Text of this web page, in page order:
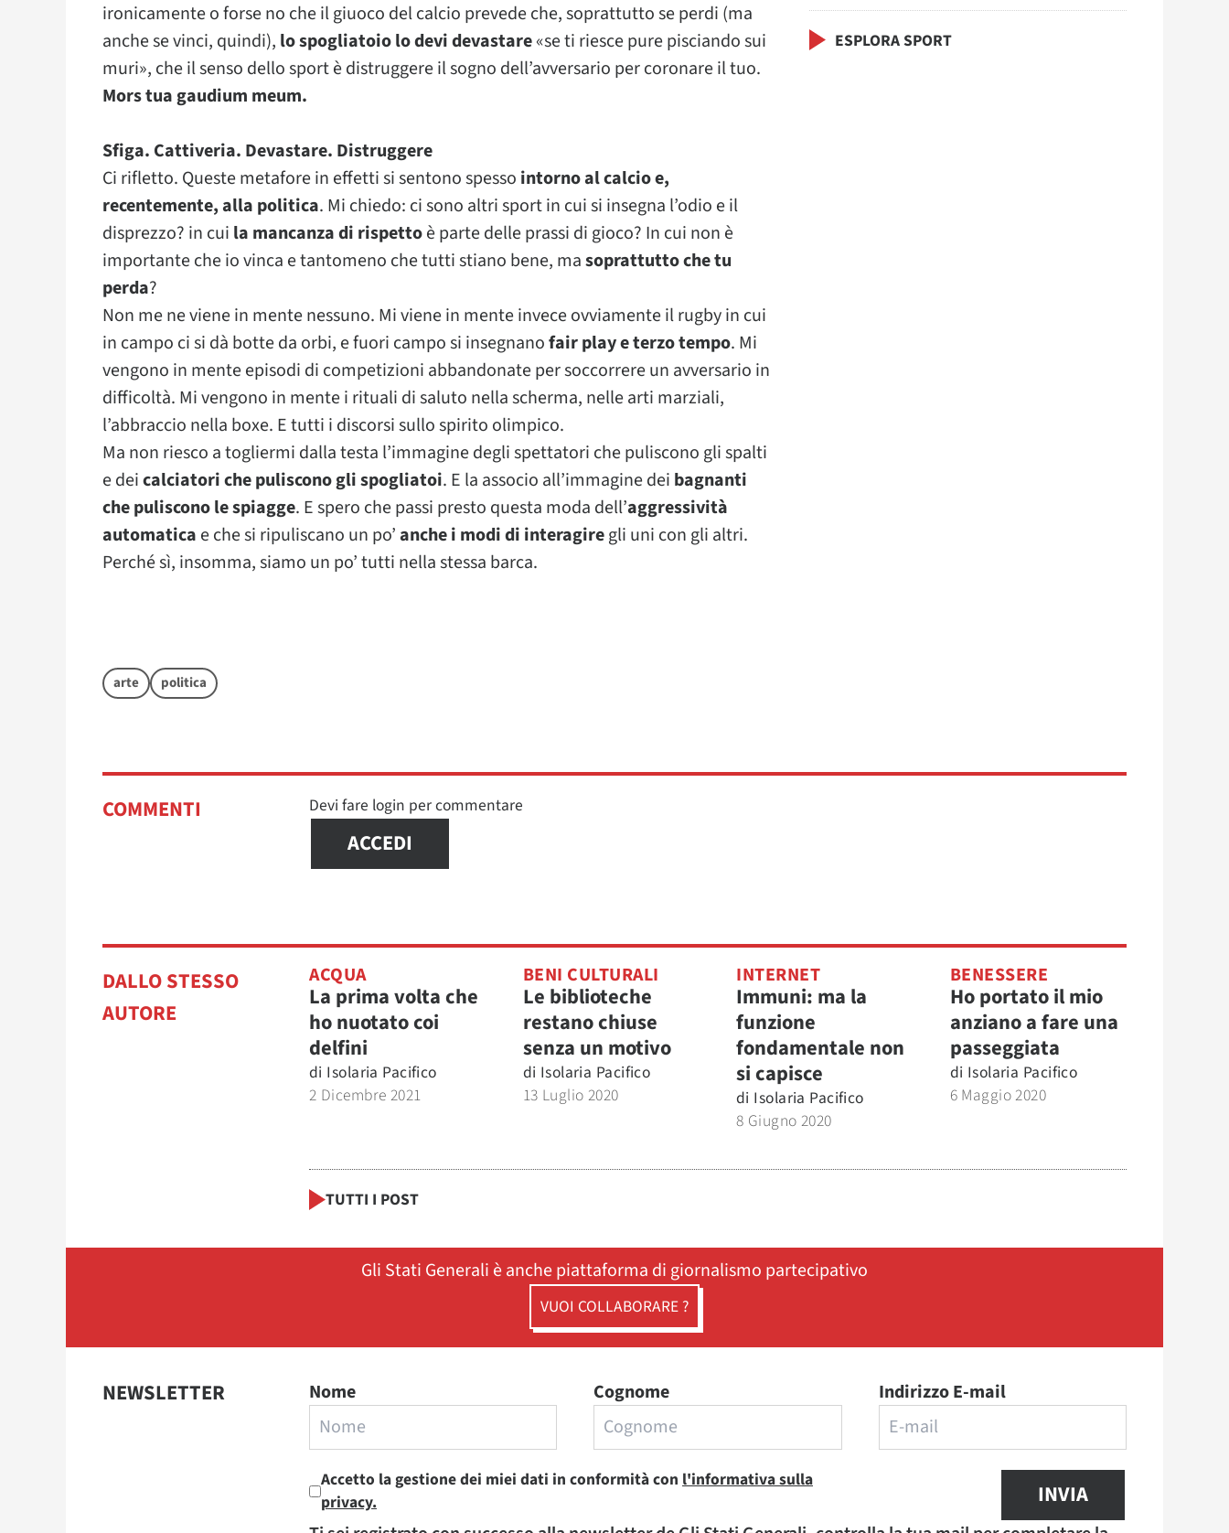
ironicamente o forse no che il giuoco del calcio prevede che, soprattutto se perdi (ma
anche se vinci, quindi), lo spogliatoio lo devi devastare«se ti riesce pure pisciando sui
muri», che il senso dello sport è distruggere il sogno dell’avversario per coronare il tuo.
Mors tua gaudium meum.
Sfiga. Cattiveria. Devastare. Distruggere
Ci rifletto. Queste metafore in effetti si sentono spesso intorno al calcio e,
recentemente, alla politica. Mi chiedo: ci sono altri sport in cui si insegna l’odio e il
disprezzo? in cui la mancanza di rispettoè parte delle prassi di gioco? In cui non è
importante che io vinca e tantomeno che tutti stiano bene, masoprattutto che tu
perda?
Non me ne viene in mente nessuno. Mi viene in mente invece ovviamente il rugby in cui
in campo ci si dà botte da orbi, e fuori campo si insegnanofair play e terzo tempo. Mi
vengono in mente episodi di competizioni abbandonate per soccorrere un avversario in
difficoltà. Mi vengono in mente i rituali di saluto nella scherma, nelle arti marziali,
l’abbraccio nella boxe. E tutti i discorsi sullo spirito olimpico.
Ma non riesco a togliermi dalla testa l’immagine degli spettatori che puliscono gli spalti
e deicalciatori che puliscono gli spogliatoi. E la associo all’immagine dei bagnanti
che puliscono le spiagge. E spero che passi presto questa moda dell’aggressività
automatica e che si ripuliscano un po’anche i modi di interagiregli uni con gli altri.
Perché sì, insomma, siamo un po’ tutti nella stessa barca.
arte politica
ESPLORA SPORT
COMMENTI Devi fare login per commentare
ACCEDI
DALLO STESSO
AUTORE
ACQUA
La prima volta che
ho nuotato coi
delfini
di Isolaria Pacifico
2 Dicembre 2021
BENI CULTURALI
Le biblioteche
restano chiuse
senza un motivo
di Isolaria Pacifico
13 Luglio 2020
INTERNET
Immuni: ma la
funzione
fondamentale non
si capisce
di Isolaria Pacifico
8 Giugno 2020
BENESSERE
Ho portato il mio
anziano a fare una
passeggiata
di Isolaria Pacifico
6 Maggio 2020
TUTTI I POST
Gli Stati Generali è anche piattaforma di giornalismo partecipativo
VUOI COLLABORARE ?
NEWSLETTER Nome Cognome Indirizzo E-mail
Accetto la gestione dei miei dati in conformità con l'informativa sulla
privacy.
INVIA